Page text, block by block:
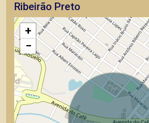
Ribeirão Preto
+
−